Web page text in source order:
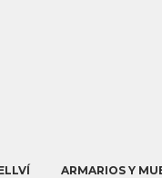
ARMARIOS Y